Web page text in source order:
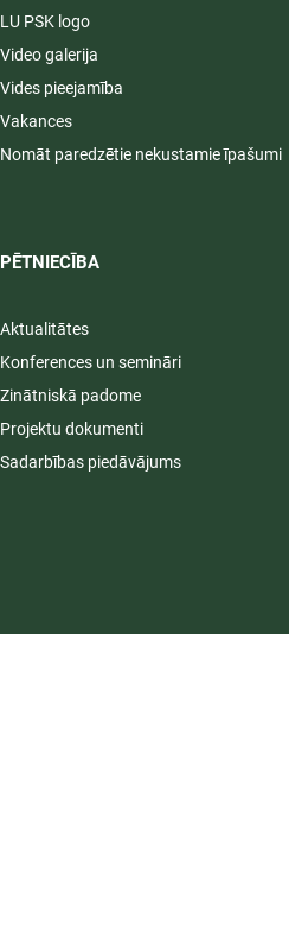
LU PSK logo
Video galerija
Vides pieejamība
Vakances
Nomāt paredzētie nekustamie īpašumi
PĒTNIECĪBA
Aktualitātes
Konferences un semināri
Zinātniskā padome
Projektu dokumenti
Sadarbības piedāvājums